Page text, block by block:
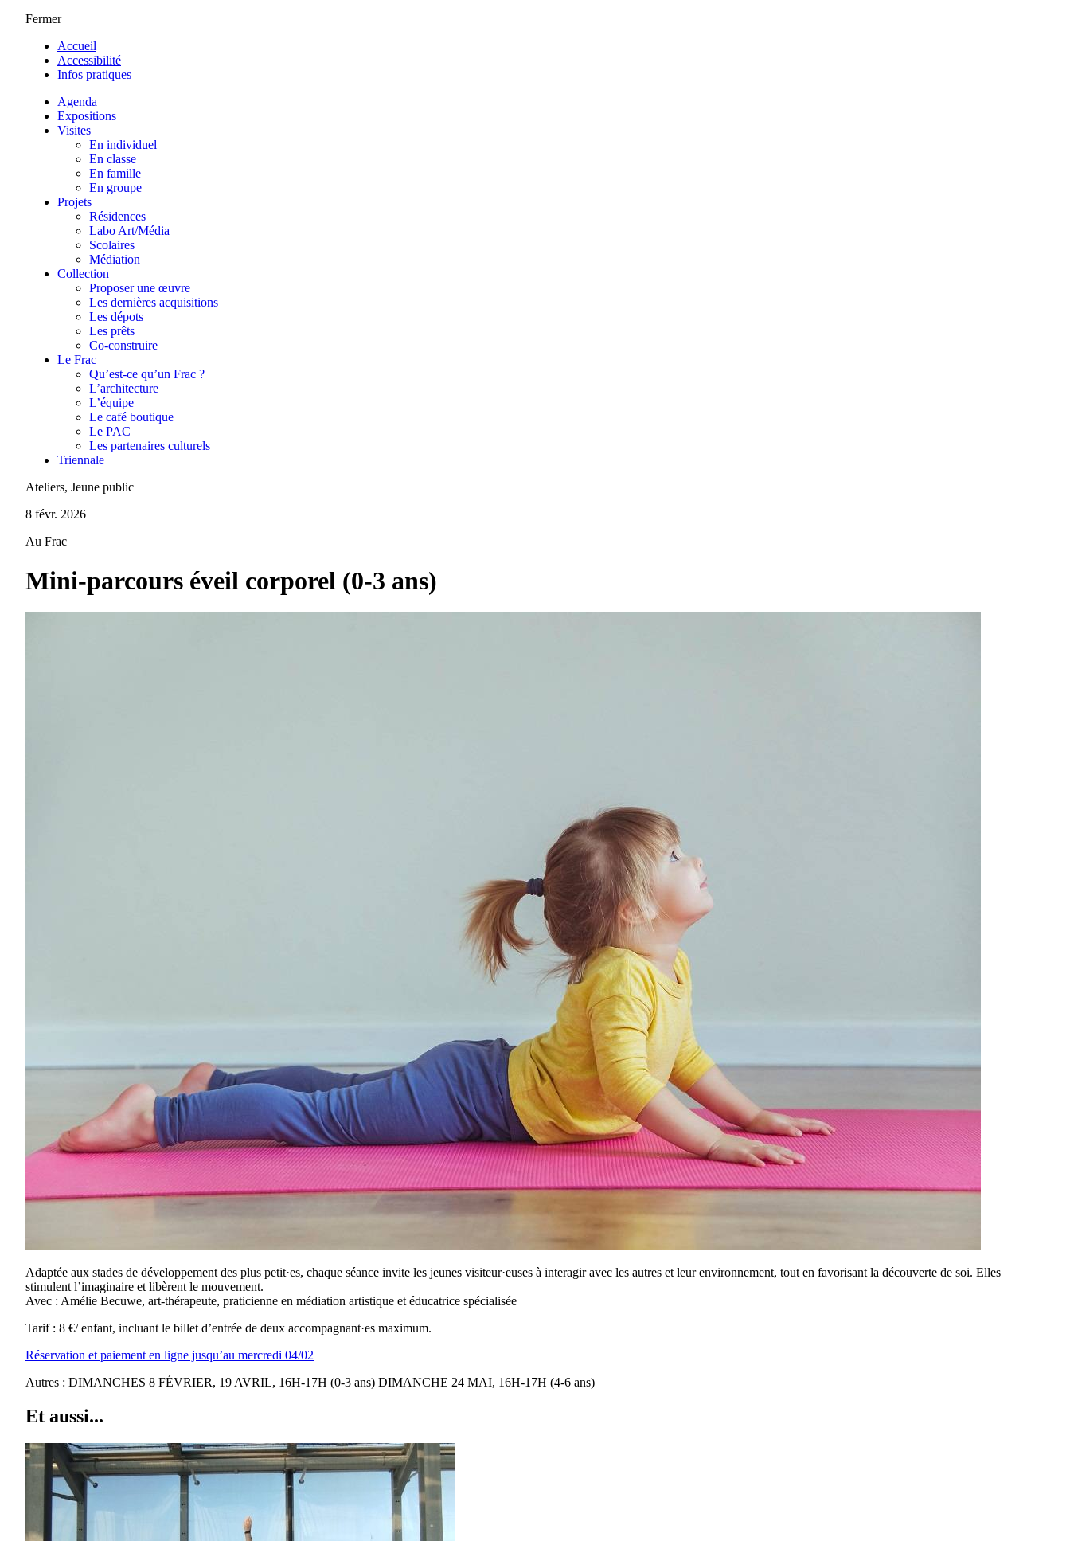
Fermer
Accueil
Accessibilité
Infos pratiques
Agenda
Expositions
Visites
En individuel
En classe
En famille
En groupe
Projets
Résidences
Labo Art/Média
Scolaires
Médiation
Collection
Proposer une œuvre
Les dernières acquisitions
Les dépots
Les prêts
Co-construire
Le Frac
Qu’est-ce qu’un Frac ?
L’architecture
L’équipe
Le café boutique
Le PAC
Les partenaires culturels
Triennale
Ateliers, Jeune public
8 févr. 2026
Au Frac
Mini-parcours éveil corporel (0-3 ans)
Adaptée aux stades de développement des plus petit·es, chaque séance invite les jeunes visiteur·euses à interagir avec les autres et leur environnement, tout en favorisant la découverte de soi. Elles
stimulent l’imaginaire et libèrent le mouvement.
Avec : Amélie Becuwe, art-thérapeute, praticienne en médiation artistique et éducatrice spécialisée
Tarif : 8 €/ enfant, incluant le billet d’entrée de deux accompagnant·es maximum.
Réservation et paiement en ligne jusqu’au mercredi 04/02
Autres : DIMANCHES 8 FÉVRIER, 19 AVRIL, 16H-17H (0-3 ans) DIMANCHE 24 MAI, 16H-17H (4-6 ans)
Et aussi...